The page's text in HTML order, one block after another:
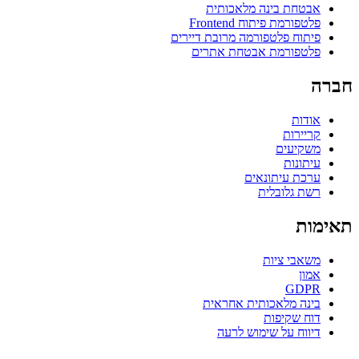
אבטחת בינה מלאכותית
פלטפורמת פיתוח Frontend
פיתוח פלטפורמה מרובת דיירים
פלטפורמת אבטחת אתרים
חברה
אודות
קריירות
משקיעים
עיתונות
ערכת עיתונאים
רשת גלובלית
תאימות
משאבי ציות
אמון
GDPR
בינה מלאכותית אחראית
דוח שקיפות
דיווח על שימוש לרעה